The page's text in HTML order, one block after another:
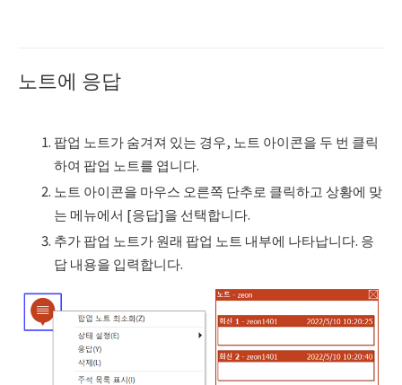
노트에 응답
팝업 노트가 숨겨져 있는 경우, 노트 아이콘을 두 번 클릭
하여 팝업 노트를 엽니다.
노트 아이콘을 마우스 오른쪽 단추로 클릭하고 상황에 맞
는 메뉴에서 [응답]을 선택합니다.
추가 팝업 노트가 원래 팝업 노트 내부에 나타납니다. 응
답 내용을 입력합니다.